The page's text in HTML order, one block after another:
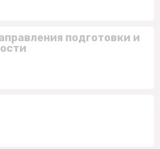
подготовки и